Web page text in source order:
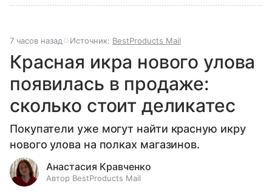
7 часов назад Источник: BestProducts Mail
Красная икра нового улова
появилась в продаже:
сколько стоит деликатес
Покупатели уже могут найти красную икру
нового улова на полках магазинов.
Анастасия Кравченко
Автор BestProducts Mail